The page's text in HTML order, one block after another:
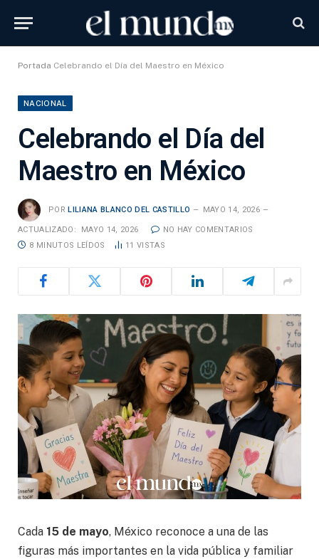
Portada Celebrando el Día del Maestro en México
NACIONAL
Celebrando el Día del
Maestro en México
POR LILIANA BLANCO DEL CASTILLO MAYO 14, 2026
ACTUALIZADO: MAYO 14, 2026
NO HAY COMENTARIOS
8 MINUTOS LEÍDOS
11 VISTAS
Cada 15 de mayo, México reconoce a una de las
figuras más importantes en la vida pública y familiar